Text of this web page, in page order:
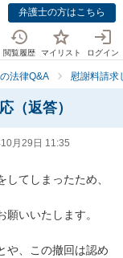
弁護士の方はこちら
閲覧履歴 マイリスト ログイン
法律Q&A 慰謝料請求
（返答）
月29日 11:35
てしまったため、
いいたします。
や、この撤回は認め